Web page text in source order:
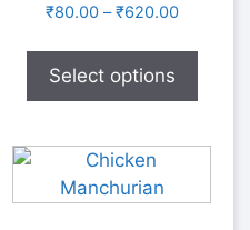
₹80.00–₹620.00
Select options